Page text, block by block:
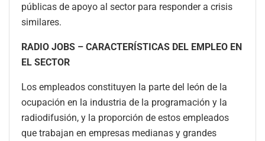
públicas de apoyo al sector para responder a crisis
similares.
RADIO JOBS – CARACTERÍSTICAS DEL EMPLEO EN
EL SECTOR
Los empleados constituyen la parte del león de la
ocupación en la industria de la programación y la
radiodifusión, y la proporción de estos empleados
que trabajan en empresas medianas y grandes